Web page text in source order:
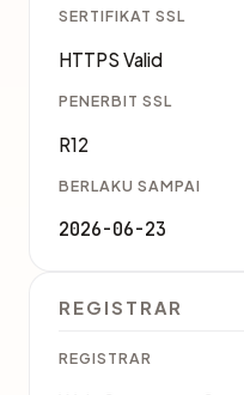
SERTIFIKAT SSL
HTTPS Valid
PENERBIT SSL
R12
BERLAKU SAMPAI
2026-06-23
REGISTRAR
REGISTRAR